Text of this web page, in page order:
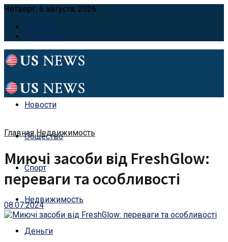
Четверг, 6 августа, 2026
Главная
Контакты
Новости
Общество
Спорт
Недвижимость
Деньги
Главная Недвижимость
Миючі засоби від FreshGlow:
переваги та особливості
08.07.2024